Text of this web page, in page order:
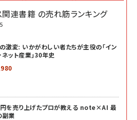
連書籍 の売れ筋ランキング
激変: いかがわしい者たちが主役の「イン
ネット産業」30年史
を売り上げたプロが教える note×AI 最
副業